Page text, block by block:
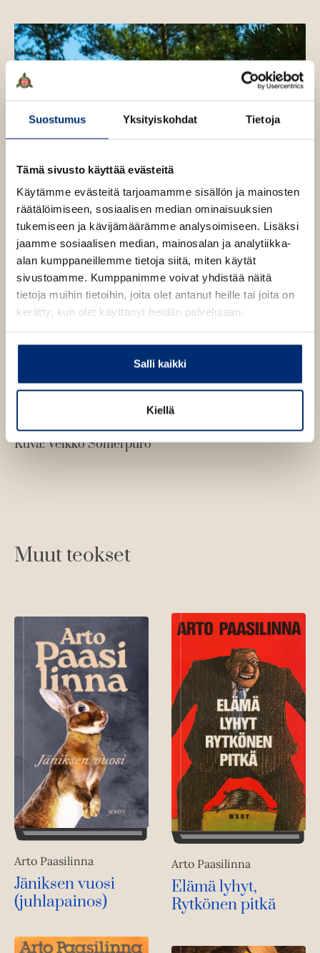
Suostumus Yksityiskohdat Tietoja
Tämä sivusto käyttää evästeitä
Käytämme evästeitä tarjoamamme sisällön ja mainosten
räätälöimiseen, sosiaalisen median ominaisuuksien
tukemiseen ja kävijämäärämme analysoimiseen. Lisäksi
jaamme sosiaalisen median, mainosalan ja analytiikka-
alan kumppaneillemme tietoja siitä, miten käytät
sivustoamme. Kumppanimme voivat yhdistää näitä
tietoja muihin tietoihin, joita olet antanut heille tai joita on
kerätty, kun olet käyttänyt heidän palvelujaan.
Salli kaikki
Kiellä
e
n
v
l
l
e
t
e
e
n
i
l
i
n
a
Arto Paasilinna
Kuva: Veikko Somerpuro
Muut teokset
Arto Paasilinna
Jäniksen vuosi
(juhlapainos)
Arto Paasilinna
Elämä lyhyt,
Rytkönen pitkä